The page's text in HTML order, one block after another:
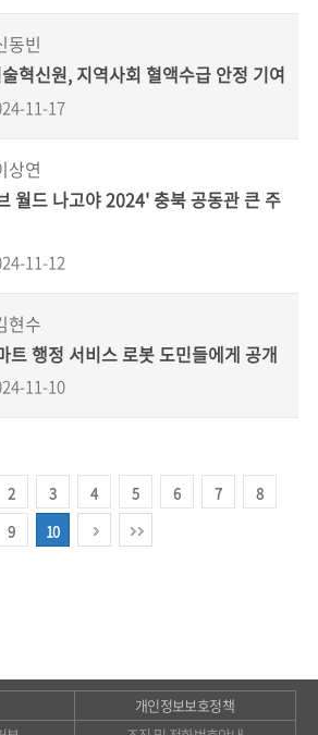
동빈
혁신원, 지역사회 혈액수급 안정 기여
11-17
상연
월드 나고야 2024' 충북 공동관 큰 주
11-12
현수
트 행정 서비스 로봇 도민들에게 공개
11-10
2 3 4 5 6 7
8
9
10
개인정보보호정책